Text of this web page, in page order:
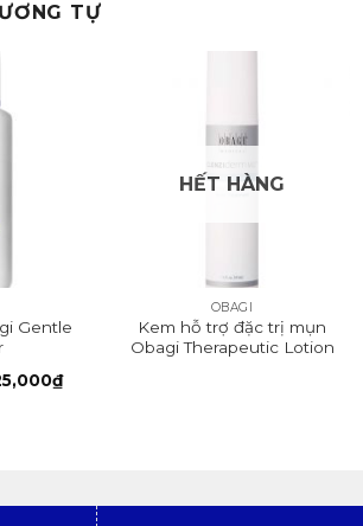
TỰ
Gentle
₫Khoảng
giá:
HẾT HÀNG
OBAGI
Kem hỗ trợ đặc trị mụn
Obagi Therapeutic Lotion